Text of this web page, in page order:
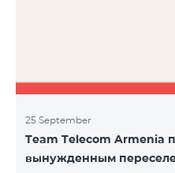
25 September
Team Telecom Armenia
вынужденным